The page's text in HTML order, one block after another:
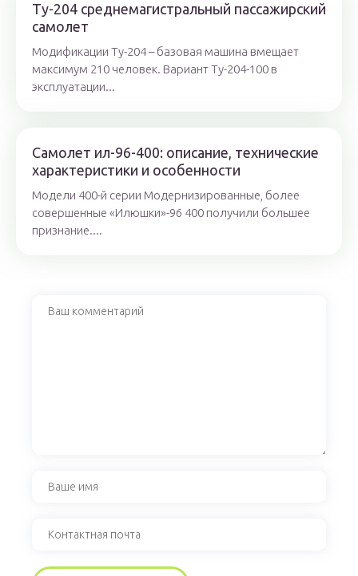
Ту-204 cреднемагистральный пассажирский
самолет
Модификации Ту-204 – базовая машина вмещает
максимум 210 человек. Вариант Ту-204-100 в
эксплуатации...
Самолет ил-96-400: описание, технические
характеристики и особенности
Модели 400-й серии Модернизированные, более
совершенные «Илюшки»-96 400 получили большее
признание....